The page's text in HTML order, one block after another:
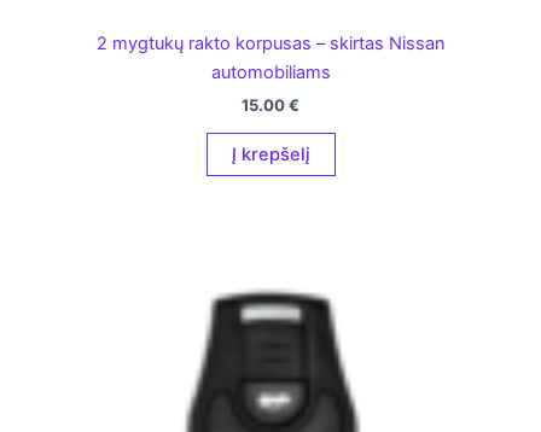
2 mygtukų rakto korpusas – skirtas Nissan
automobiliams
15.00€
Į krepšelį